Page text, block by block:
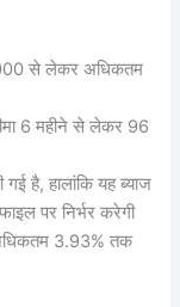
से लेकर अधिकतम
6 महीने से लेकर 96
है, हालांकि यह ब्याज
पर निर्भर करेगी
अधिकतम 3.93% तक